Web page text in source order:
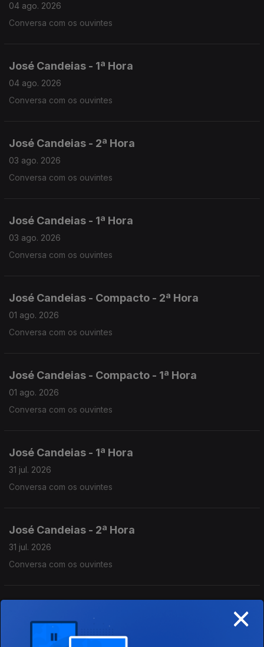
04 ago. 2026
Conversa com os ouvintes
José Candeias - 1ª Hora
04 ago. 2026
Conversa com os ouvintes
José Candeias - 2ª Hora
03 ago. 2026
Conversa com os ouvintes
José Candeias - 1ª Hora
03 ago. 2026
Conversa com os ouvintes
José Candeias - Compacto - 2ª Hora
01 ago. 2026
Conversa com os ouvintes
José Candeias - Compacto - 1ª Hora
01 ago. 2026
Conversa com os ouvintes
José Candeias - 1ª Hora
31 jul. 2026
Conversa com os ouvintes
José Candeias - 2ª Hora
31 jul. 2026
Conversa com os ouvintes
30 jul. 2026
Conversa com os ouvintes
×